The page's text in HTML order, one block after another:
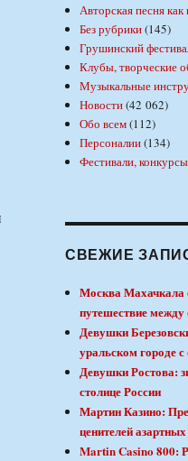
Авторская песня как
Без рубрики(145)
Грушинский
Клубы, творческие
Музыкальные
Новости(42 062)
Обо всем(112)
Персоналии(134)
Фестивали,
СВЕЖИЕ
Москва Махачкала
путешествие
Девушки
уральском городе
Девушки Ростова:
столице России
Мартин Казино:
ценителей
Martin Casino 800: